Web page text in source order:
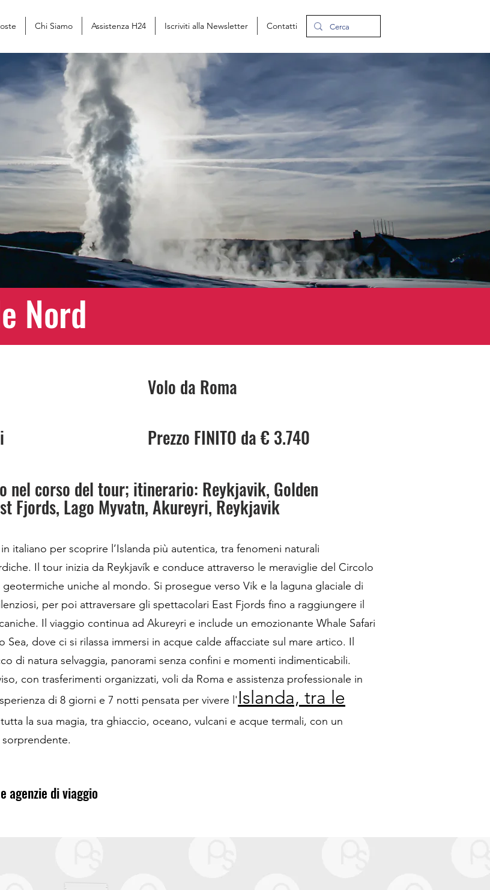
Chi Siamo Assistenza H24 Iscriviti alla Newsletter Contatti
Nord
Volo da Roma
Prezzo FINITO da € 3.740
nel corso del tour; itinerario: Reykjavik, Golden
Fjords, Lago Myvatn, Akureyri, Reykjavik
italiano per scoprire l’Islanda più autentica, tra fenomeni naturali
Il tour inizia da Reykjavík e conduce attraverso le meraviglie del Circolo
uniche al mondo. Si prosegue verso Vik e la laguna glaciale di
per poi attraversare gli spettacolari East Fjords fino a raggiungere il
Il viaggio continua ad Akureyri e include un emozionante Whale Safari
dove ci si rilassa immersi in acque calde affacciate sul mare artico. Il
di natura selvaggia, panorami senza confini e momenti indimenticabili.
con trasferimenti organizzati, voli da Roma e assistenza professionale in
di 8 giorni e 7 notti pensata per vivere l'Islanda, tra le
la sua magia, tra ghiaccio, oceano, vulcani e acque termali, con un
agenzie di viaggio